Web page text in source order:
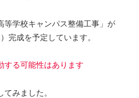
等学校キャンパス整備工事」が
完成を予定しています。
る可能性はあります
みました。